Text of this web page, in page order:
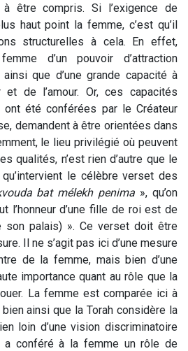
être compris. Si l’exigence de
haut point la femme, c’est qu’il
structurelles à cela. En effet,
d’un pouvoir d’attraction
que d’une grande capacité à
de l’amour. Or, ces capacités
été conférées par le Créateur
demandent à être orientées dans
le lieu privilégié où peuvent
qualités, n’est rien d’autre que le
le célèbre verset des
bat mélekh penima », qu’on
l’honneur d’une fille de roi est de
son palais) ». Ce verset doit être
Il ne s’agit pas ici d’une mesure
de la femme, mais bien d’une
importance quant au rôle que la
La femme est comparée ici à
ainsi que la Torah considère la
loin d’une vision discriminatoire
a conféré à la femme un rôle de